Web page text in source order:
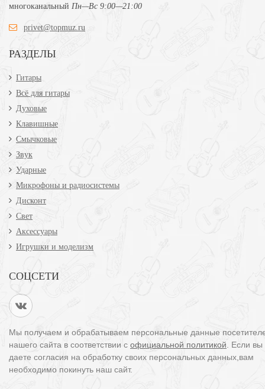
многоканальный Пн—Вс 9:00—21:00
privet@topmuz.ru
РАЗДЕЛЫ
Гитары
Всё для гитары
Духовые
Клавишные
Смычковые
Звук
Ударные
Микрофоны и радиосистемы
Дисконт
Свет
Аксессуары
Игрушки и моделизм
СОЦСЕТИ
Мы получаем и обрабатываем персональные данные
нашего сайта в соответствии с официальной политикой . Если
даете согласия на обработку своих персональных данных,вам
необходимо покинуть наш сайт.